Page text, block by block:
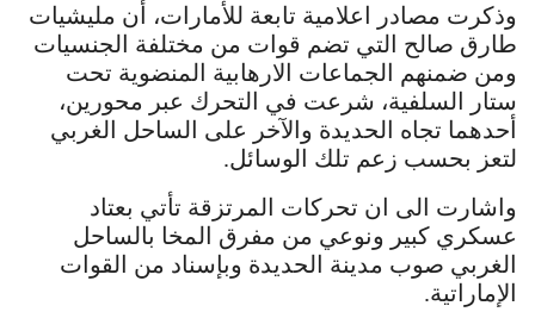
وذكرت مصادر اعلامية تابعة للأمارات، أن مليشيات
طارق صالح التي تضم قوات من مختلفة الجنسيات
ومن ضمنهم الجماعات الارهابية المنضوية تحت
ستار السلفية، شرعت في التحرك عبر محورين،
أحدهما تجاه الحديدة والآخر على الساحل الغربي
لتعز بحسب زعم تلك الوسائل.
واشارت الى ان تحركات المرتزقة تأتي بعتاد
عسكري كبير ونوعي من مفرق المخا بالساحل
الغربي صوب مدينة الحديدة وبإسناد من القوات
الإماراتية.